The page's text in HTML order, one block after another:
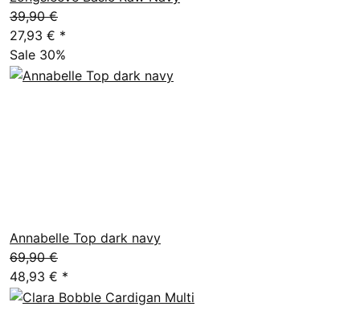
39,90 €
27,93 € *
Sale 30%
Annabelle Top dark navy
69,90 €
48,93 € *